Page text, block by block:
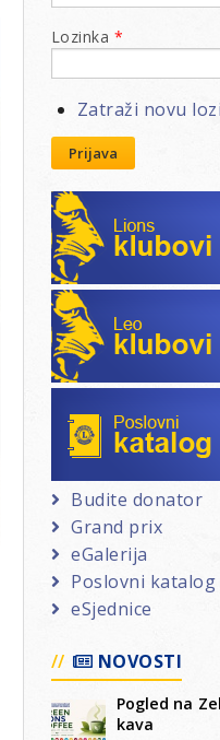
Lozinka *
Zatraži novu
Prijava
Lions klubovi
Leo klubovi
Budite donator
Grand prix
eGalerija
Poslovni katalog
eSjednice
NOVOSTI
Pogled na
kava